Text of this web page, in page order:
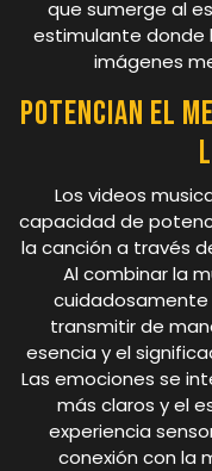
que sumerge al
estimulante donde
imágenes
Potencian el
Los videos
capacidad de
la canción a través
Al combinar la
cuidadosamente
transmitir de
esencia y el
Las emociones se
más claros y el
experiencia
conexión con la